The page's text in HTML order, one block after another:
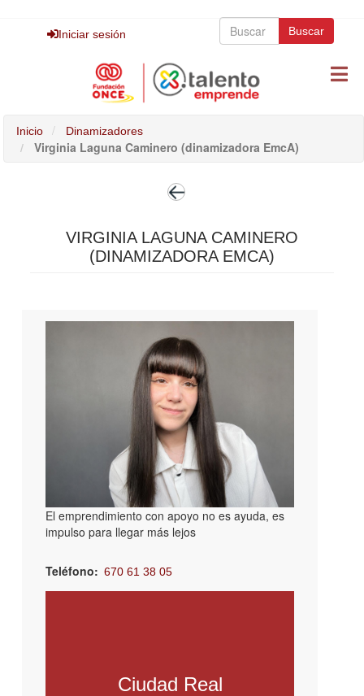
Buscar BuscarBuscar
Iniciar sesión
Inicio Dinamizadores
Virginia Laguna Caminero (dinamizadora EmcA)
VIRGINIA LAGUNA CAMINERO
(DINAMIZADORA EMCA)
El emprendimiento con apoyo no es ayuda, es
impulso para llegar más lejos
Teléfono 670 61 38 05
Ciudad Real